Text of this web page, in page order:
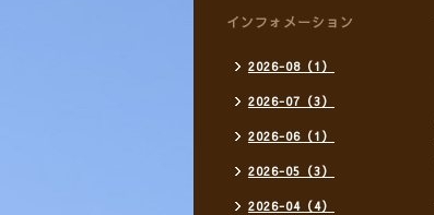
インフォメーション
2026-08（1）
2026-07（3）
2026-06（1）
2026-05（3）
2026-04（4）